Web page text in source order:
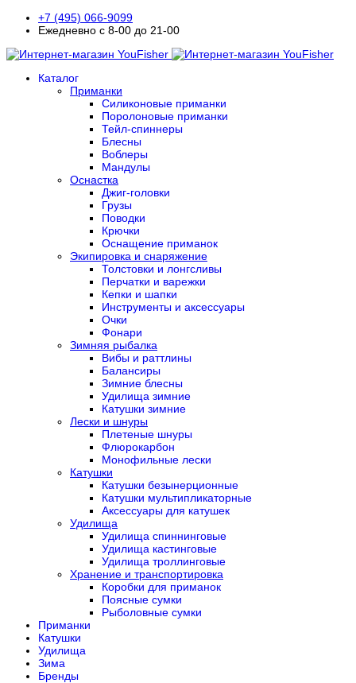
+7 (495) 066-9099
Ежедневно с 8-00 до 21-00
Каталог
Приманки
Силиконовые приманки
Поролоновые приманки
Тейл-спиннеры
Блесны
Воблеры
Мандулы
Оснастка
Джиг-головки
Грузы
Поводки
Крючки
Оснащение приманок
Экипировка и снаряжение
Толстовки и лонгсливы
Перчатки и варежки
Кепки и шапки
Инструменты и аксессуары
Очки
Фонари
Зимняя рыбалка
Вибы и раттлины
Балансиры
Зимние блесны
Удилища зимние
Катушки зимние
Лески и шнуры
Плетеные шнуры
Флюрокарбон
Монофильные лески
Катушки
Катушки безынерционные
Катушки мультипликаторные
Аксессуары для катушек
Удилища
Удилища спиннинговые
Удилища кастинговые
Удилища троллинговые
Хранение и транспортировка
Коробки для приманок
Поясные сумки
Рыболовные сумки
Приманки
Катушки
Удилища
Зима
Бренды